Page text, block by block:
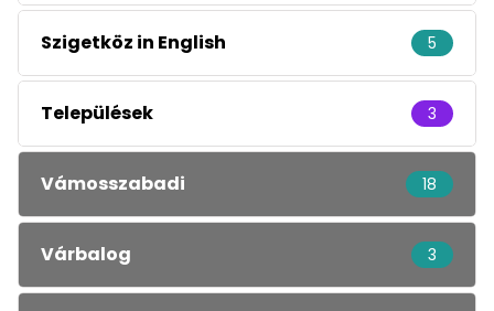
Szigetköz in English 5
Települések 3
Vámosszabadi 18
Várbalog 3